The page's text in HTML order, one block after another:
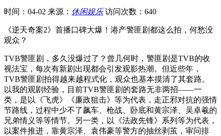
时间：04-02 来源： 休闲娱乐 访问次数：640
《逆天奇案2》首播口碑大爆！港产警匪剧都这么拍，何愁没
观众？
TVB警匪剧，多久没爆过了？曾几何时，警匪剧是TVB的收
视法宝，每次有新剧出现都会引发观影热潮。但近些年，
TVB警匪剧拍得越来越程式化，观众也基本摸清了其套路。
以我的观剧经验，目前TVB警匪剧的套路无非两招——一
类，是以《飞虎》《廉政狙击》等为代表，走正邪对抗的强情
节路线，过程中少不了飙车、枪战、卧底和黄宗泽、吴卓羲的
兄弟情义等等情节。另一类，以《法政先锋》系列等为代表，
以案件推进，靠黄宗泽、袁伟豪等警方的抽丝剥茧，审问排